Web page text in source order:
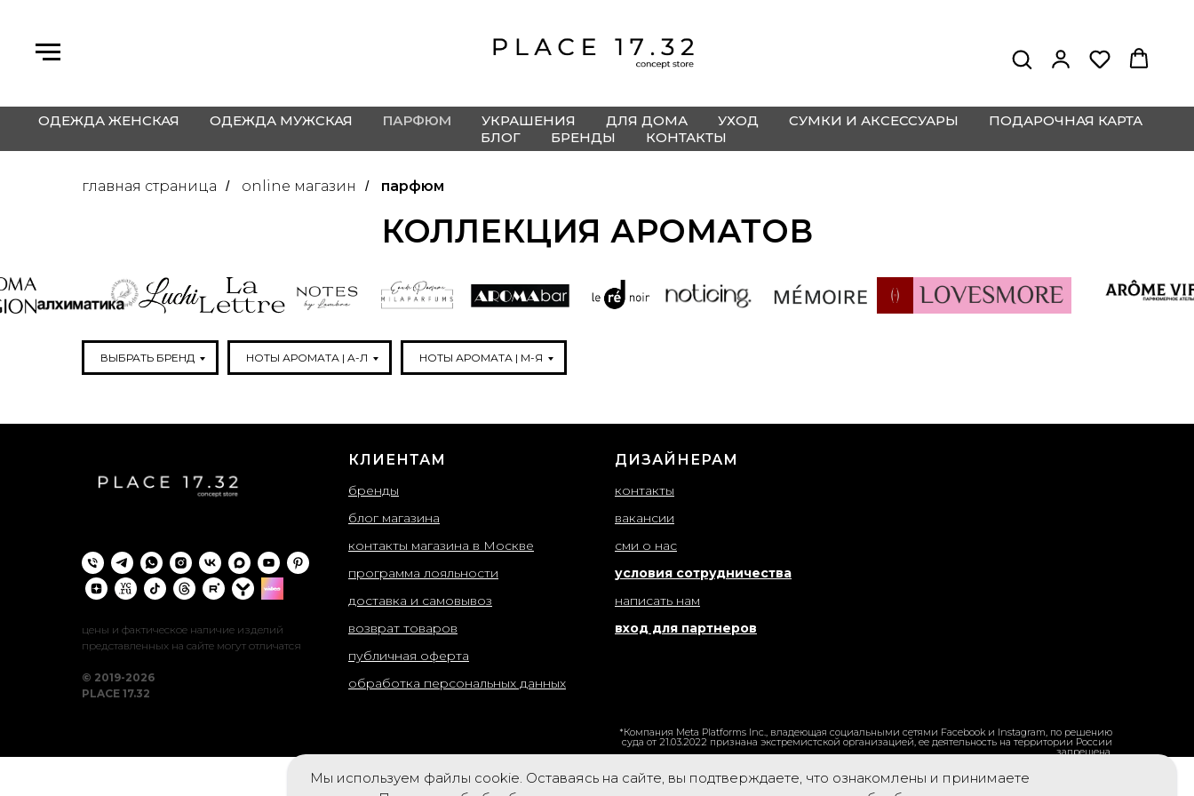
ОДЕЖДА ЖЕНСКАЯ ОДЕЖДА МУЖСКАЯ ПАРФЮМ УКРАШЕНИЯ ДЛЯ ДОМА УХОД СУМКИ И АКСЕССУАРЫ
ПОДАРОЧНАЯ КАРТА
БЛОГ
БРЕНДЫ КОНТАКТЫ
главная страница / online магазин / парфюм
КОЛЛЕКЦИЯ АРОМАТОВ
ВЫБРАТЬ БРЕНД НОТЫ АРОМАТА | A-Л НОТЫ АРОМАТА | М-Я
цены и фактическое наличие изделий
представленных на сайте могут отличатся
© 2019-2026
PLACE 17.32
КЛИЕНТАМ
бренды
блог магазина
контакты магазина в Москве
программа лояльности
доставка и самовывоз
возврат товаров
публичная оферта
обработка персональных данных
ДИЗАЙНЕРАМ
контакты
вакансии
сми о нас
условия сотрудничества
написать нам
вход для партнеров
*Компания Meta Platforms Inc., владеющая социальными сетями Facebook и Instagram, по решению
суда от 21.03.2022 признана экстремистской организацией, ее деятельность на территории России
запрещена.
Мы используем файлы cookie. Оставаясь на сайте, вы подтверждаете, что ознакомлены и принимаете